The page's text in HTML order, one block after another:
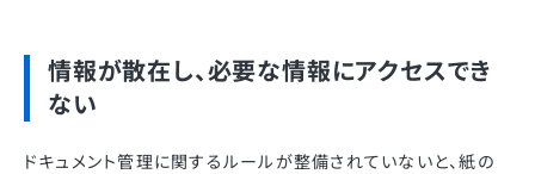
情報が散在し、必要な情報にアクセスでき
ない
ドキュメント管理に関するルールが整備されていないと、紙の